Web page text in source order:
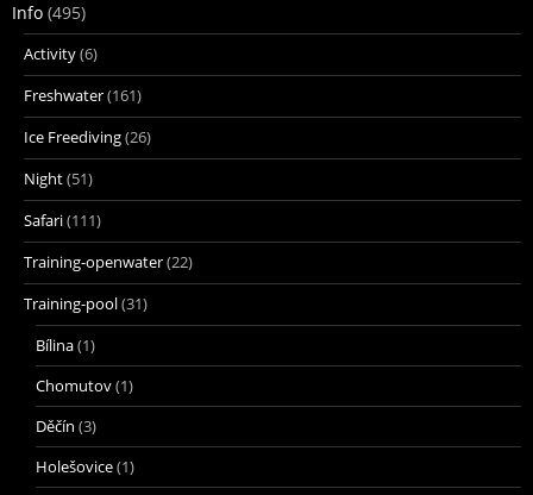
Info (495)
Activity(6)
Freshwater(161)
Ice Freediving(26)
Night(51)
Safari(111)
Training-openwater(22)
Training-pool(31)
Bílina(1)
Chomutov(1)
Děčín (3)
Holešovice(1)